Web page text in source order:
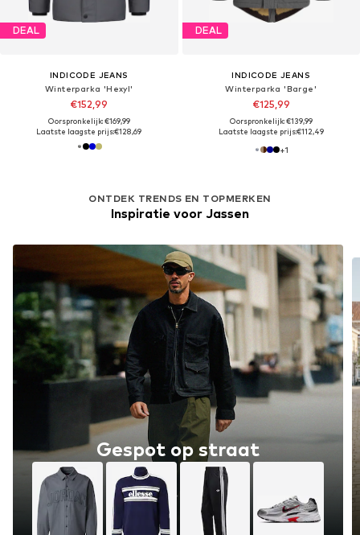
DEAL
INDICODE JEANS
Winterparka 'Hexyl'
€152,99
Oorspronkelijk: €169,99
Laatste laagste prijs:€128,69
ONTDEK TRENDS EN TOPMERKEN
Inspiratie voor Jassen
Gespot op straat
DEAL
INDICODE JEANS
Winterparka 'Barge'
€125,99
Oorspronkelijk: €139,99
Laatste laagste prijs:€112,49
+1